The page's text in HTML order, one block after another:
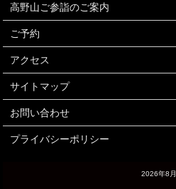
高野山ご参詣のご案内
ご予約
アクセス
サイトマップ
お問い合わせ
プライバシーポリシー
2026年8月